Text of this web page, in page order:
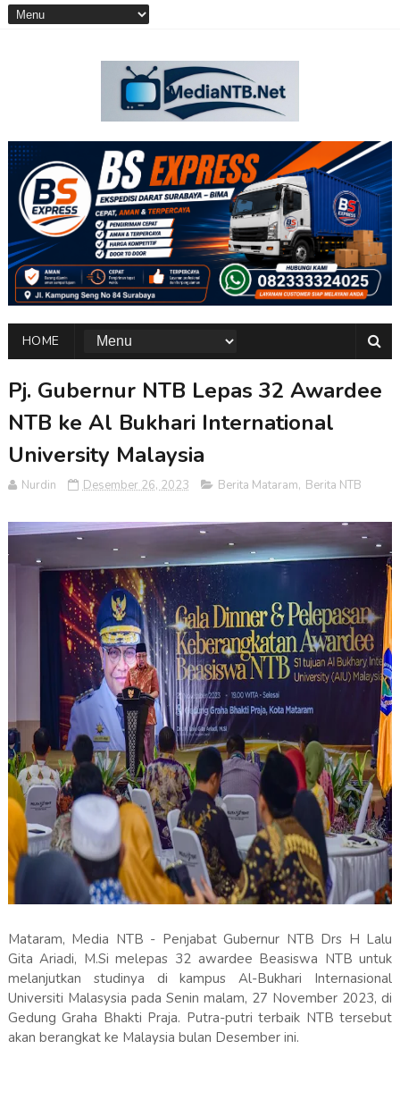
HOME
Pj. Gubernur NTB Lepas 32 Awardee
NTB ke Al Bukhari International
University Malaysia
Nurdin Desember 26, 2023 Berita Mataram, Berita NTB
Mataram, Media NTB - Penjabat Gubernur NTB Drs H Lalu
Gita Ariadi, M.Si melepas 32 awardee Beasiswa NTB untuk
melanjutkan studinya di kampus Al-Bukhari Internasional
Universiti Malasysia pada Senin malam, 27 November 2023, di
Gedung Graha Bhakti Praja. Putra-putri terbaik NTB tersebut
akan berangkat ke Malaysia bulan Desember ini.